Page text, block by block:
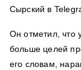
Сырский в
Он отметил, что
больше целей
его словам,